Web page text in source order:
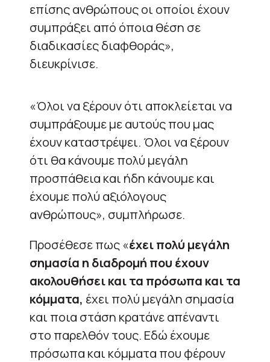
επίσης ανθρώπους οι οποίοι έχουν
συμπράξει από όποια θέση σε
διαδικασίες διαφθοράς»,
διευκρίνισε.
«Όλοι να ξέρουν ότι αποκλείεται να
συμπράξουμε με αυτούς που μας
έχουν καταστρέψει. Όλοι να ξέρουν
ότι θα κάνουμε πολύ μεγάλη
προσπάθεια και ήδη κάνουμε και
έχουμε πολύ αξιόλογους
ανθρώπους», συμπλήρωσε.
Προσέθεσε πως «έχει πολύ μεγάλη
σημασία η διαδρομή που έχουν
ακολουθήσει και τα πρόσωπα και τα
κόμματα, έχει πολύ μεγάλη σημασία
και ποια στάση κρατάνε απέναντι
στο παρελθόν τους. Εδώ έχουμε
πρόσωπα και κόμματα που φέρουν